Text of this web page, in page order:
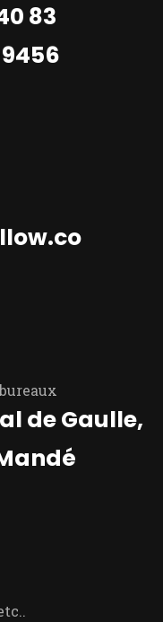
83
9456
de Gaulle,